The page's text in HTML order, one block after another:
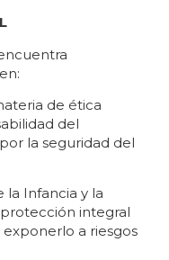
de ética
del
la seguridad del
la Infancia y la
integral
a riesgos